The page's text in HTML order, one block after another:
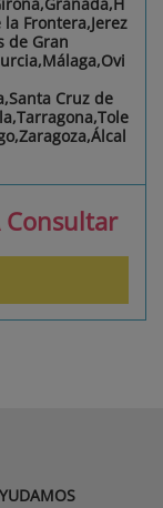
la Frontera,Jerez
de Gran
Cruz de
Consultar